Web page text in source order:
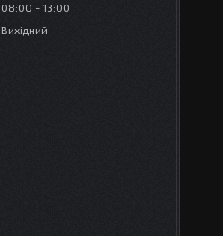
08:00
13:00
Вихідний